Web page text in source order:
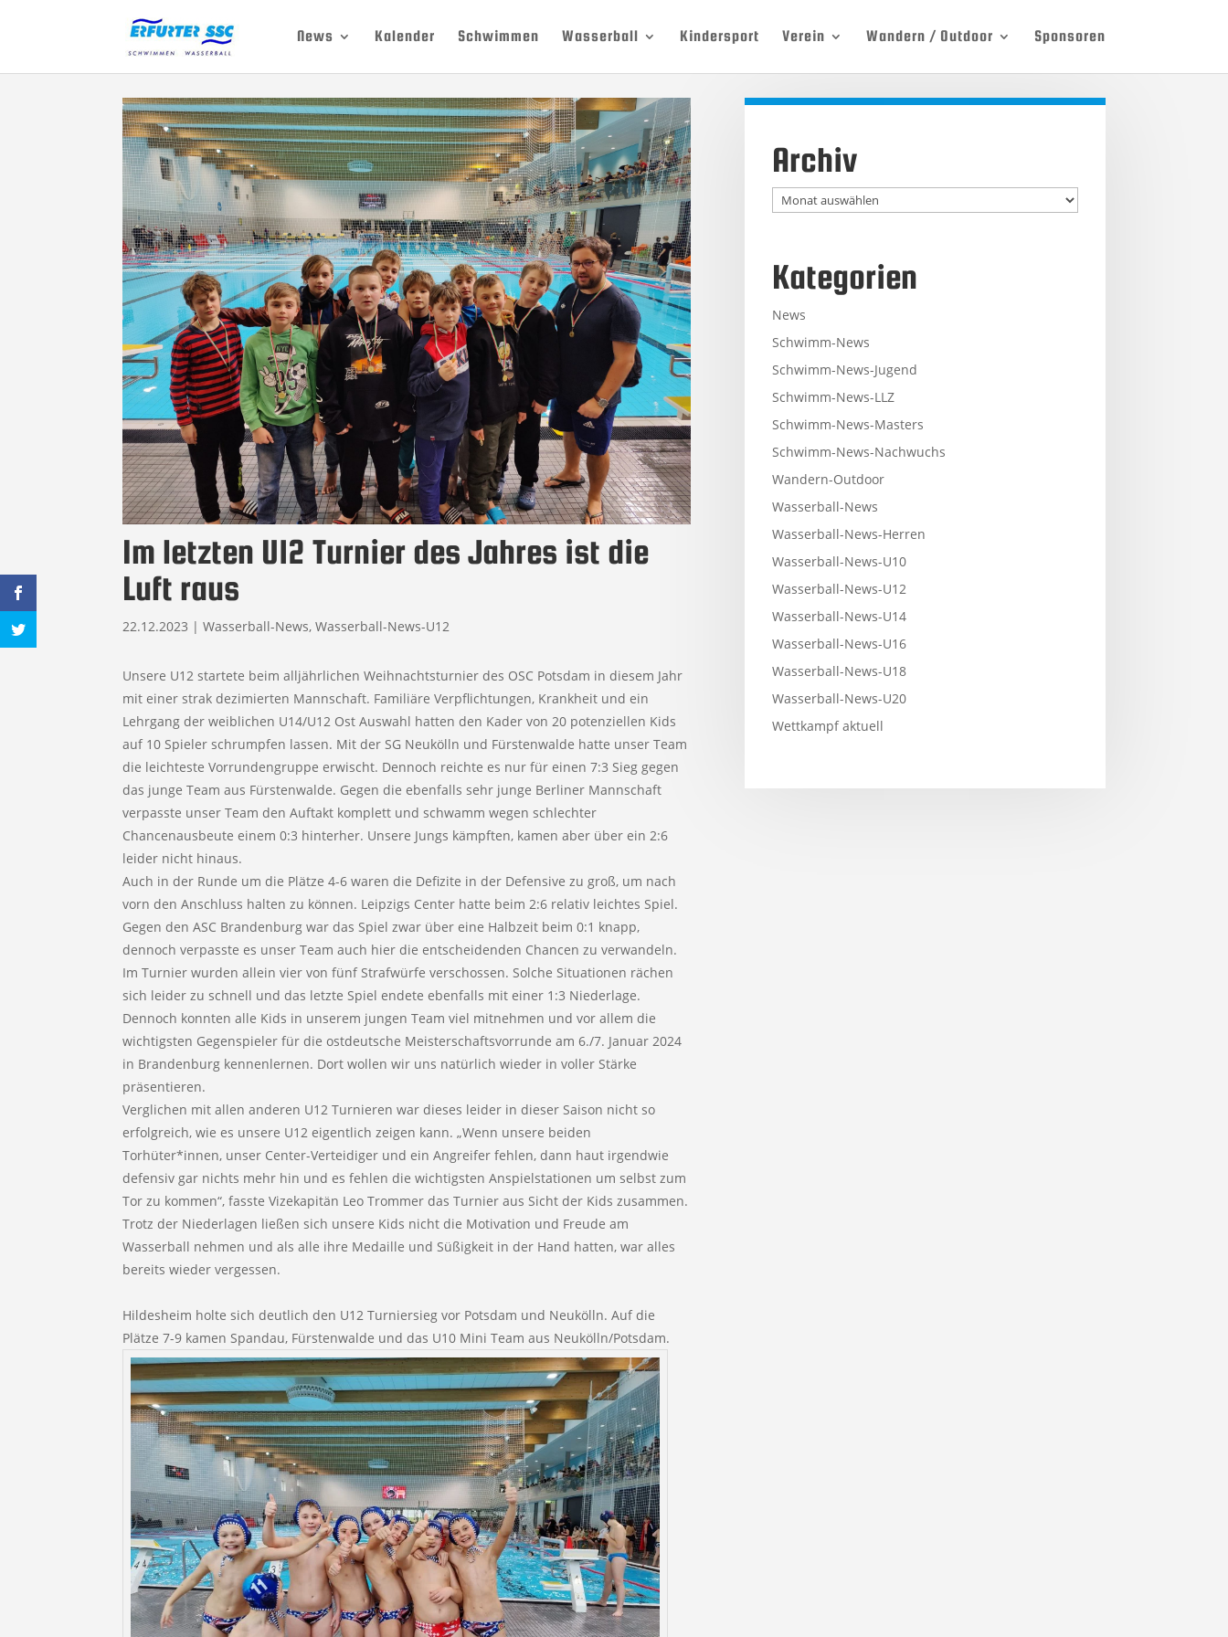
News Kalender Schwimmen Wasserball Kindersport Verein Wandern / Outdoor Sponsoren
Im letzten U12 Turnier des Jahres ist die
Luft raus
22.12.2023 |Wasserball-News,Wasserball-News-U12
Unsere U12 startete beim alljährlichen Weihnachtsturnier des OSC Potsdam in diesem Jahr
mit einer strak dezimierten Mannschaft. Familiäre Verpflichtungen, Krankheit und ein
Lehrgang der weiblichen U14/U12 Ost Auswahl hatten den Kader von 20 potenziellen Kids
auf 10 Spieler schrumpfen lassen. Mit der SG Neukölln und Fürstenwalde hatte unser Team
die leichteste Vorrundengruppe erwischt. Dennoch reichte es nur für einen 7:3 Sieg gegen
das junge Team aus Fürstenwalde. Gegen die ebenfalls sehr junge Berliner Mannschaft
verpasste unser Team den Auftakt komplett und schwamm wegen schlechter
Chancenausbeute einem 0:3 hinterher. Unsere Jungs kämpften, kamen aber über ein 2:6
leider nicht hinaus.
Auch in der Runde um die Plätze 4-6 waren die Defizite in der Defensive zu groß, um nach
vorn den Anschluss halten zu können. Leipzigs Center hatte beim 2:6 relativ leichtes Spiel.
Gegen den ASC Brandenburg war das Spiel zwar über eine Halbzeit beim 0:1 knapp,
dennoch verpasste es unser Team auch hier die entscheidenden Chancen zu verwandeln.
Im Turnier wurden allein vier von fünf Strafwürfe verschossen. Solche Situationen rächen
sich leider zu schnell und das letzte Spiel endete ebenfalls mit einer 1:3 Niederlage.
Dennoch konnten alle Kids in unserem jungen Team viel mitnehmen und vor allem die
wichtigsten Gegenspieler für die ostdeutsche Meisterschaftsvorrunde am 6./7. Januar 2024
in Brandenburg kennenlernen. Dort wollen wir uns natürlich wieder in voller Stärke
präsentieren.
Verglichen mit allen anderen U12 Turnieren war dieses leider in dieser Saison nicht so
erfolgreich, wie es unsere U12 eigentlich zeigen kann. „Wenn unsere beiden
Torhüter*innen, unser Center-Verteidiger und ein Angreifer fehlen, dann haut irgendwie
defensiv gar nichts mehr hin und es fehlen die wichtigsten Anspielstationen um selbst zum
Tor zu kommen“, fasste Vizekapitän Leo Trommer das Turnier aus Sicht der Kids zusammen.
Trotz der Niederlagen ließen sich unsere Kids nicht die Motivation und Freude am
Wasserball nehmen und als alle ihre Medaille und Süßigkeit in der Hand hatten, war alles
bereits wieder vergessen.
Hildesheim holte sich deutlich den U12 Turniersieg vor Potsdam und Neukölln. Auf die
Plätze 7-9 kamen Spandau, Fürstenwalde und das U10 Mini Team aus Neukölln/Potsdam.
Archiv
Archiv
Kategorien
News
Schwimm-News
Schwimm-News-Jugend
Schwimm-News-LLZ
Schwimm-News-Masters
Schwimm-News-Nachwuchs
Wandern-Outdoor
Wasserball-News
Wasserball-News-Herren
Wasserball-News-U10
Wasserball-News-U12
Wasserball-News-U14
Wasserball-News-U16
Wasserball-News-U18
Wasserball-News-U20
Wettkampf aktuell